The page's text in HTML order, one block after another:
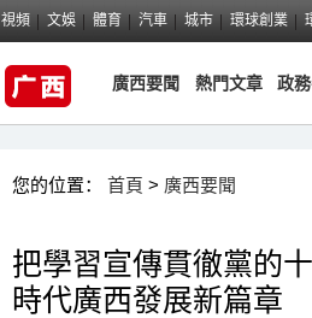
視頻 文娛 體育 汽車 城市 環球創業
廣西要聞 熱門文章 政
您的位置： 首頁 > 廣西要聞
把學習宣傳貫徹黨的
時代廣西發展新篇章